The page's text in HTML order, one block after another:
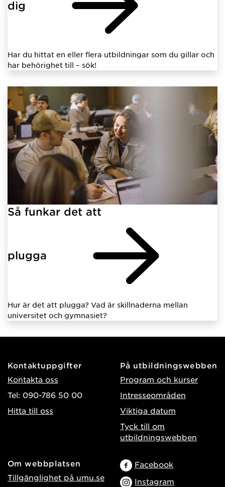
dig
Har du hittat en eller flera utbildningar som du gillar och
har behörighet till – sök!
Så funkar det att
plugga
Hur är det att plugga? Vad är skillnaderna mellan
universitet och gymnasiet?
Kontaktuppgifter
Kontakta oss
Tel: 090-786 50 00
Hitta till oss
På utbildningswebben
Program och kurser
Intresseområden
Viktiga datum
Tyck till om
utbildningswebben
Om webbplatsen
Tillgänglighet på umu.se
Facebook
Instagram